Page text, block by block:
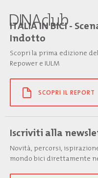
ITALIA IN BICI -
Indotto
Scopri la prima edizione
Repower e IULM
SCOPRI IL REPORT
Iscriviti alla
Novità, percorsi,
mondo bici direttamente